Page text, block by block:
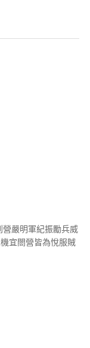
嚴明軍紀振勵兵威
宜閤營皆為悅服賊